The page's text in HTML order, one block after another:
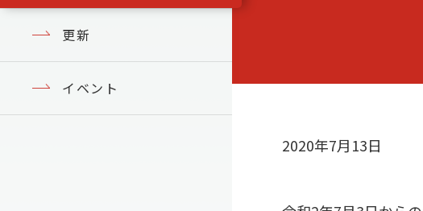
更新
イベント
2020年7月13日